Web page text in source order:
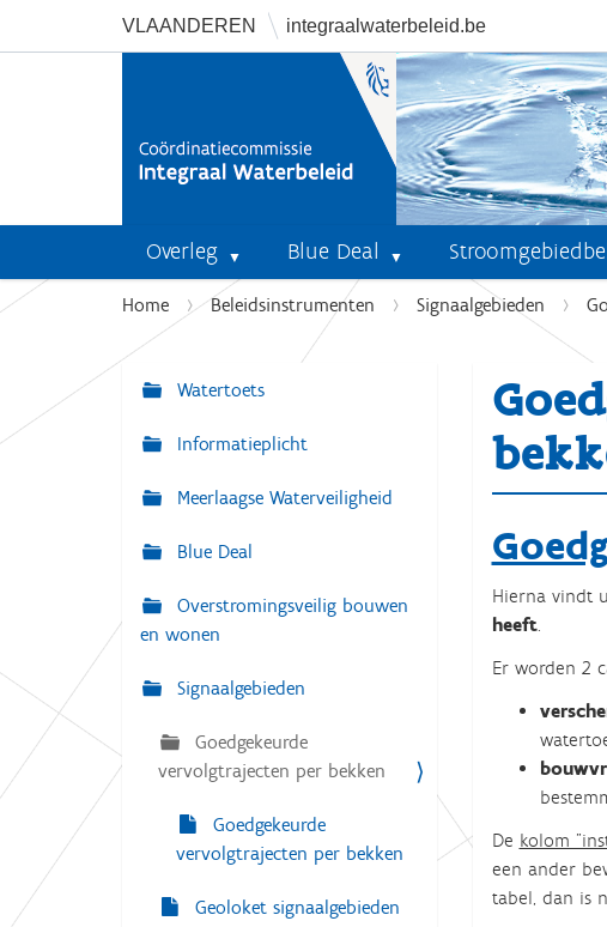
VLAANDEREN integraalwaterbeleid.be
Overleg Blue Deal
U
e
Home Beleidsinstrumenten Signaalgebieden
Hierna vindt
heeft.
Er worden 2
De kolom
een ander
tabel, dan is
N
a
i
g
t
i
e
Watertoets
Informatieplicht
Meerlaagse Waterveiligheid
Blue Deal
Overstromingsveilig bouwen
en wonen
Signaalgebieden
Goedgekeurde
vervolgtrajecten per bekken
Goedgekeurde
vervolgtrajecten per bekken
Geoloket signaalgebieden